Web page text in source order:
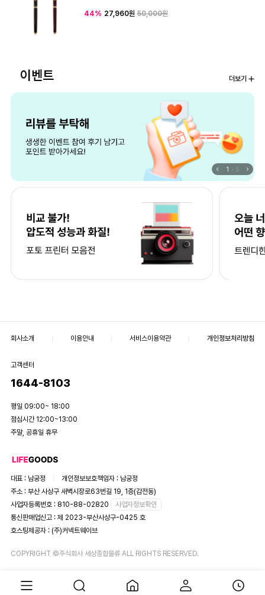
44% 27,960원 50,000원
이벤트 더보기
1 5
회사소개 이용안내 서비스이용약관 개인정보처리방침
고객센터
1644-8103
평일 09:00~ 18:00
점심시간 12:00~13:00
주말, 공휴일 휴무
대표 : 남궁정
개인정보보호책임자 : 남궁정
주소 : 부산 사상구 새벽시장로63번길 19, 1층(감전동)
사업자등록번호 : 810-88-02820
사업자정보확인
통신판매업신고 : 제 2023-부산사상구-0425 호
호스팅제공자 : (주)커넥트웨이브
COPYRIGHT ©주식회사 세상종합물류 ALL RIGHTS RESERVED.